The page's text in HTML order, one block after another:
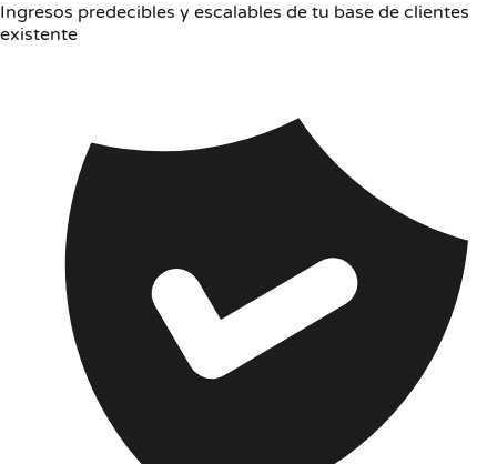
Ingresos predecibles y escalables de tu base de clientes
existente